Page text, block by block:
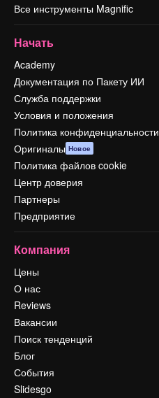
Все инструменты Magnific
Начать
Academy
Документация по Пакету ИИ
Служба поддержки
Условия и положения
Политика конфиденциальности
Оригиналы Новое
Политика файлов cookie
Центр доверия
Партнеры
Предприятие
Компания
Цены
О нас
Reviews
Вакансии
Поиск тенденций
Блог
События
Slidesgo